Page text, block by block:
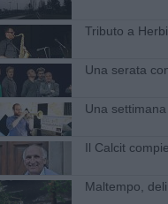
Tributo a
Una serata
Una
Il Calcit
Maltempo,